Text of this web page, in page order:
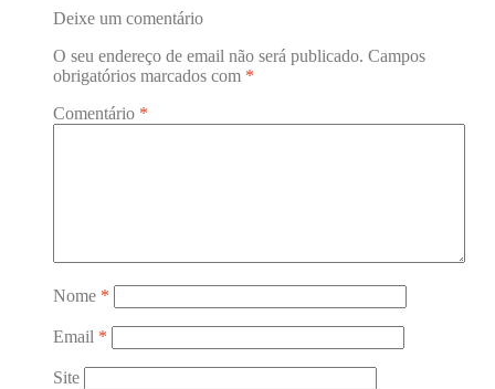
Deixe um comentário
O seu endereço de email não será publicado. Campos
obrigatórios marcados com *
Comentário *
Nome *
Email *
Site